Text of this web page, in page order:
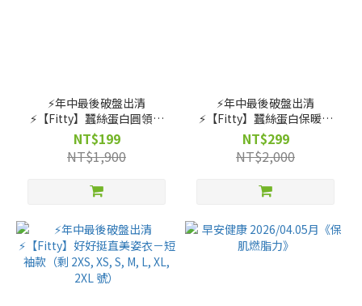
⚡️年中最後破盤出清
⚡️【Fitty】蠶絲蛋白圓領長
袖上衣（純黑、酒紅）（剩
XS, S, M, L, XL, 2XL 號）
NT$199
NT$1,900
⚡️年中最後破盤出清
⚡️【Fitty】蠶絲蛋白保暖內
搭褲（純黑／酒紅）（剩 XS,
S, M, L, XL 號）
NT$299
NT$2,000